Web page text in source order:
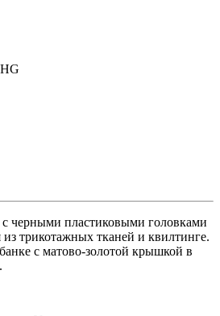
черными пластиковыми головками
трикотажных тканей и квилтинге.
с матово-золотой крышкой в